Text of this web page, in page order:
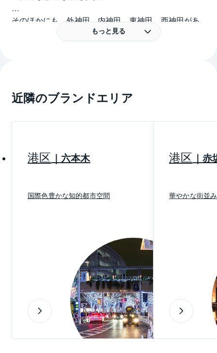
そのほかにも、外神田、内神田、東神田、西神田があ
り、実質的に神田が付く町名は32に及びます。
このうち、神田駿河台にＪＲ中央線の御茶ノ水駅があ
学、順天堂大学などのほか中央大学駿河台記念館があ
ります。かつては中央大学のキャンパスの大半はこの
われた神田明神や湯島天神も近く、御茶ノ水駅前近く
にはニコライ堂もあります。
エリアによって世界にも名だたる特色のある専門店街
が形成されているのも大きな特色です。
社も多く、書籍流通大手の日本出版販売の本社なども
あります。多くの大学・専門学校の存在とあいまっ
て、知的な雰囲気が漂うエリアを形成しています。古
書店街のほか、お茶の水駅から駿河台にかけては、い
くつもの楽器店が並び、靖国通り沿いにはスキー、ゴ
ルフなどのスポーツ用品店が軒を連ねています。
さらに、外神田には秋葉原の電気街があります。日本
だけではなく世界中から家電製品などを求めて買い物
客がやってきます。最近ではアニメやアイドルなどの
もっと見る
近隣のブランドエリア
港区 六本木
国際色豊かな知的都市空間
港区 赤
華やかな街並